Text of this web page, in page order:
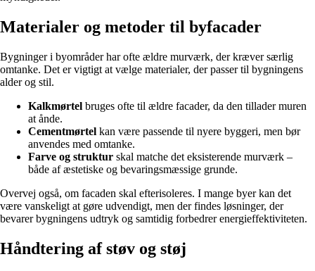
Materialer og metoder til byfacader
Bygninger i byområder har ofte ældre murværk, der kræver særlig
omtanke. Det er vigtigt at vælge materialer, der passer til bygningens
alder og stil.
Kalkmørtel bruges ofte til ældre facader, da den tillader muren
at ånde.
Cementmørtel kan være passende til nyere byggeri, men bør
anvendes med omtanke.
Farve og struktur skal matche det eksisterende murværk –
både af æstetiske og bevaringsmæssige grunde.
Overvej også, om facaden skal efterisoleres. I mange byer kan det
være vanskeligt at gøre udvendigt, men der findes løsninger, der
bevarer bygningens udtryk og samtidig forbedrer energieffektiviteten.
Håndtering af støv og støj